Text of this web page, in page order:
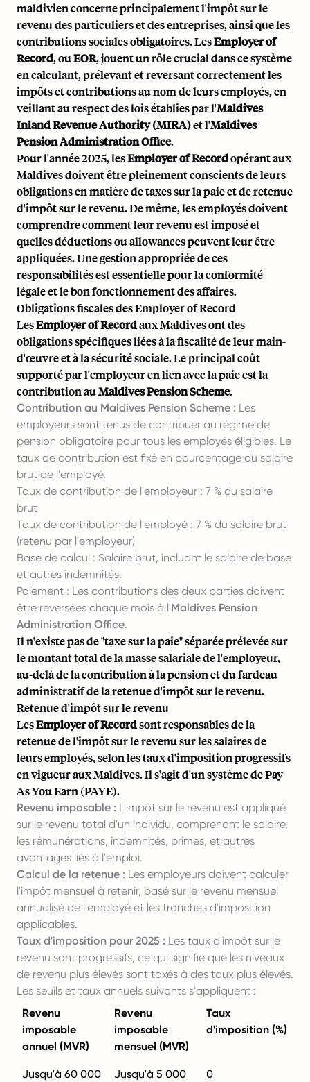
maldivien concerne principalement l'impôt sur le
revenu des particuliers et des entreprises, ainsi que les
contributions sociales obligatoires. LesEmployer of
Record, ouEOR, jouent un rôle crucial dans ce système
en calculant, prélevant et reversant correctement les
impôts et contributions au nom de leurs employés, en
veillant au respect des lois établies par l'Maldives
Inland Revenue Authority (MIRA)et l'Maldives
Pension Administration Office.
Pour l'année 2025, lesEmployer of Recordopérant aux
Maldives doivent être pleinement conscients de leurs
obligations en matière de taxes sur la paie et de retenue
d'impôt sur le revenu. De même, les employés doivent
comprendre comment leur revenu est imposé et
quelles déductions ou allowances peuvent leur être
appliquées. Une gestion appropriée de ces
responsabilités est essentielle pour la conformité
légale et le bon fonctionnement des affaires.
Obligations fiscales des Employer of Record
LesEmployer of Recordaux Maldives ont des
obligations spécifiques liées à la fiscalité de leur main-
d'œuvre et à la sécurité sociale. Le principal coût
supporté par l'employeur en lien avec la paie est la
contribution auMaldives Pension Scheme.
Contribution au Maldives Pension Scheme : Les
employeurs sont tenus de contribuer au régime de
pension obligatoire pour tous les employés éligibles. Le
taux de contribution est fixé en pourcentage du salaire
brut de l'employé.
Taux de contribution de l'employeur : 7 % du salaire
brut
Taux de contribution de l'employé : 7 % du salaire brut
(retenu par l'employeur)
Base de calcul : Salaire brut, incluant le salaire de base
et autres indemnités.
Paiement : Les contributions des deux parties doivent
être reversées chaque mois à l'Maldives Pension
Administration Office.
Il n'existe pas de "taxe sur la paie" séparée prélevée sur
le montant total de la masse salariale de l'employeur,
au-delà de la contribution à la pension et du fardeau
administratif de la retenue d'impôt sur le revenu.
Retenue d'impôt sur le revenu
LesEmployer of Recordsont responsables de la
retenue de l'impôt sur le revenu sur les salaires de
leurs employés, selon les taux d'imposition progressifs
en vigueur aux Maldives. Il s'agit d'un système de Pay
As You Earn (PAYE).
Revenu imposable : L'impôt sur le revenu est appliqué
sur le revenu total d'un individu, comprenant le salaire,
les rémunérations, indemnités, primes, et autres
avantages liés à l'emploi.
Calcul de la retenue : Les employeurs doivent calculer
l'impôt mensuel à retenir, basé sur le revenu mensuel
annualisé de l'employé et les tranches d'imposition
applicables.
Taux d'imposition pour 2025 : Les taux d'impôt sur le
revenu sont progressifs, ce qui signifie que les niveaux
de revenu plus élevés sont taxés à des taux plus élevés.
Les seuils et taux annuels suivants s'appliquent :
Revenu
imposable
annuel (MVR)
Revenu
imposable
mensuel (MVR)
Taux
d'imposition (%)
Jusqu'à 60 000 Jusqu'à 5 000 0